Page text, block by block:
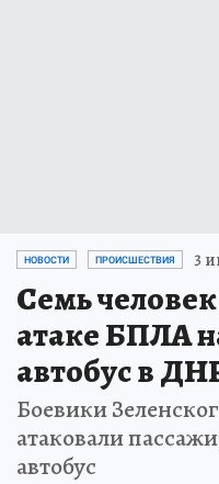
НОВОСТИ ПРОИСШЕСТВИЯ 3
Семь
атаке БПЛА
автобус в
Боевики
атаковали
автобус